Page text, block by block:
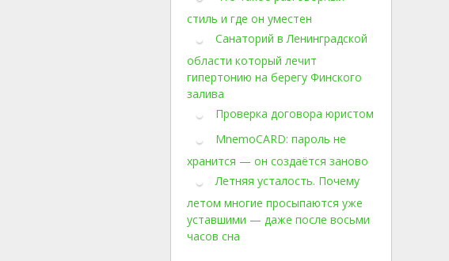
стиль и где он уместен
Санаторий в Ленинградской
области который лечит
гипертонию на берегу Финского
залива
Проверка договора юристом
MnemoCARD: пароль не
хранится — он создаётся заново
Летняя усталость. Почему
летом многие просыпаются уже
уставшими — даже после восьми
часов сна